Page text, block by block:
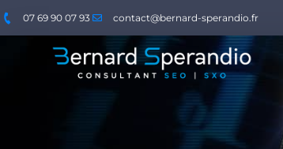
07 69 90 07 93 contact@bernard-sperandio.fr